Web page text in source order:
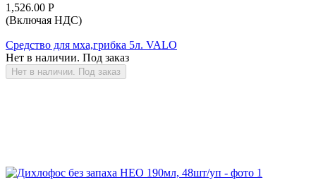
1,526.00 Р
(Включая НДС)
Средство для мха,грибка 5л. VALO
Нет в наличии. Под заказ
Нет в наличии. Под заказ